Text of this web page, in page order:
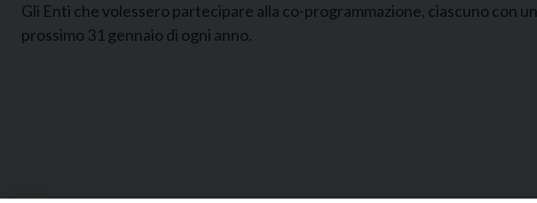
Gli Enti che volessero partecipare alla co-programmazione, ciascuno con
prossimo 31 gennaio di ogni anno.